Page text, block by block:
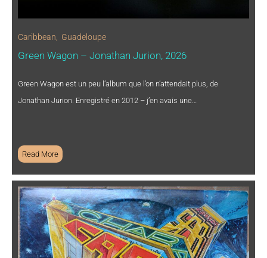
Caribbean Guadeloupe
Green Wagon – Jonathan Jurion, 2026
Green Wagon est un peu l’album que l’on n’attendait plus, de
Jonathan Jurion. Enregistré en 2012 – j’en avais une…
Read More